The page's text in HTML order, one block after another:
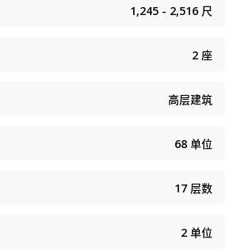
1,245 - 2,516 尺
2 座
高层建筑
68 单位
17 层数
2 单位